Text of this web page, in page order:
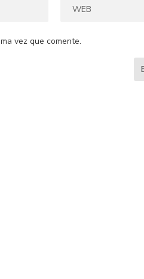
vez que comente.